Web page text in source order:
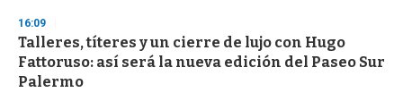
16:09
Talleres, títeres y un cierre de lujo con Hugo
Fattoruso: así será la nueva edición del Paseo Sur
Palermo